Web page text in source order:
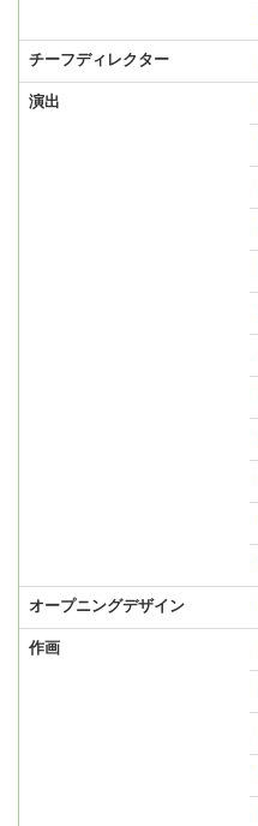
チーフディレクター
演出
オープニングデザイン
作画